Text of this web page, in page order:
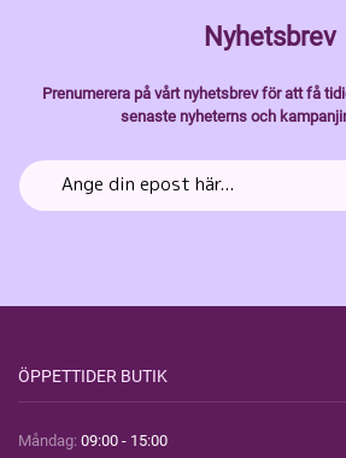
Nyhetsbrev
Prenumerera på vårt nyhetsbrev för att få
senaste nyheterns och
ÖPPETTIDER BUTIK
Måndag: 09:00 - 15:00